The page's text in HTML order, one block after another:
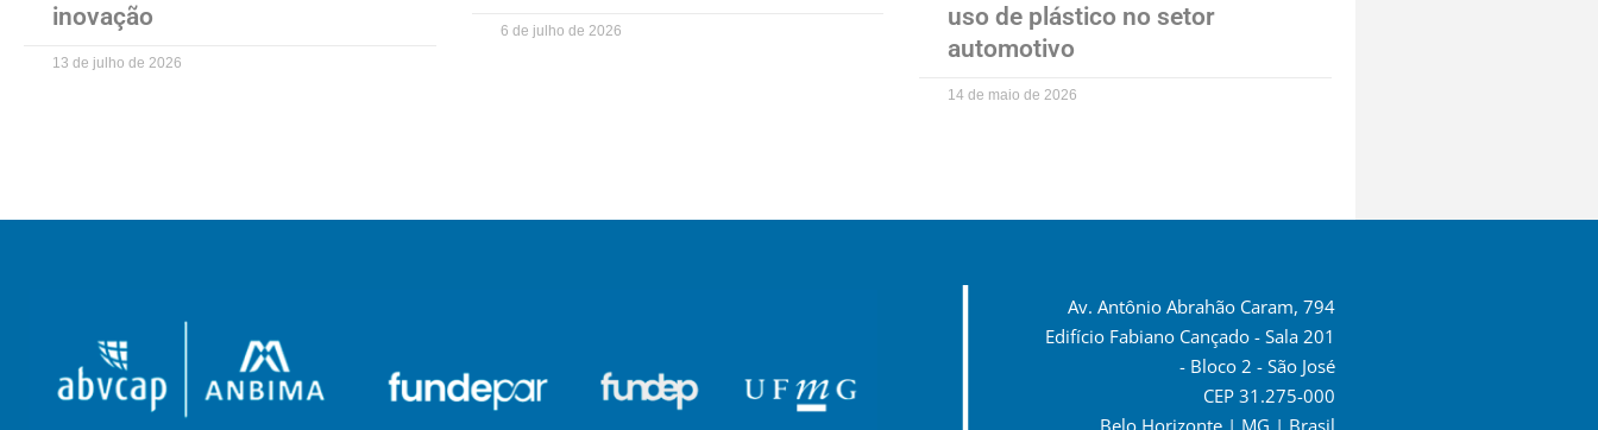
inovação
13 de julho de 2026
6 de julho de 2026
uso de plástico no setor
automotivo
14 de maio de 2026
Av. Antônio Abrahão Caram, 794
Edifício Fabiano Cançado - Sala 201
- Bloco 2 - São José
CEP 31.275-000